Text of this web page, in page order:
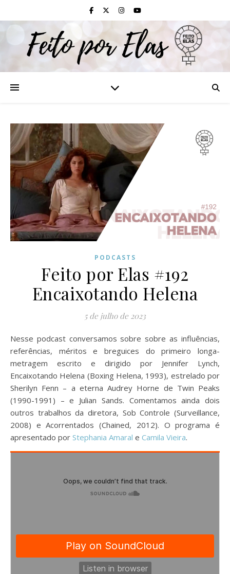
PODCASTS
Feito por Elas #192
Encaixotando Helena
5 de julho de 2023
Nesse podcast conversamos sobre sobre as influências,
referências, méritos e breguices do primeiro longa-
metragem escrito e dirigido por Jennifer Lynch,
Encaixotando Helena (Boxing Helena, 1993), estrelado por
Sherilyn Fenn – a eterna Audrey Horne de Twin Peaks
(1990-1991) – e Julian Sands. Comentamos ainda dois
outros trabalhos da diretora, Sob Controle (Surveillance,
2008) e Acorrentados (Chained, 2012). O programa é
apresentado por Stephania Amaral e Camila Vieira.